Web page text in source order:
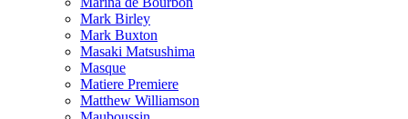
Mark Birley
Mark Buxton
Masaki Matsushima
Masque
Matiere Premiere
Matthew Williamson